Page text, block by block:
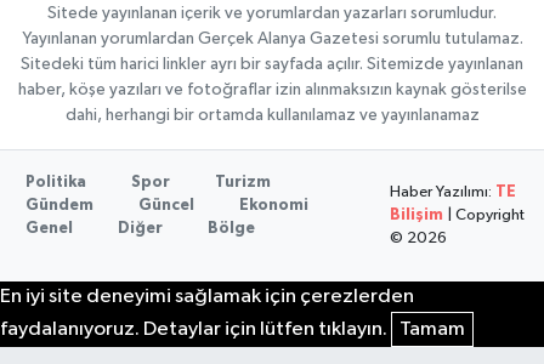
Sitede yayınlanan içerik ve yorumlardan yazarları sorumludur.
Yayınlanan yorumlardan Gerçek Alanya Gazetesi sorumlu tutulamaz.
Sitedeki tüm harici linkler ayrı bir sayfada açılır. Sitemizde yayınlanan
haber, köşe yazıları ve fotoğraflar izin alınmaksızın kaynak gösterilse
dahi, herhangi bir ortamda kullanılamaz ve yayınlanamaz
Politika Spor
Turizm
Gündem
Güncel
Ekonomi
Genel
Diğer Bölge
Haber Yazılımı:
TE
Bilişim | Copyright
© 2026
En iyi site deneyimi sağlamak için çerezlerden
faydalanıyoruz. Detaylar için lütfen tıklayın.
Tamam